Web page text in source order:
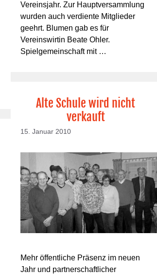
Vereinsjahr. Zur Hauptversammlung
wurden auch verdiente Mitglieder
geehrt. Blumen gab es für
Vereinswirtin Beate Ohler.
Spielgemeinschaft mit …
Alte Schule wird nicht
verkauft
15. Januar 2010
Mehr öffentliche Präsenz im neuen
Jahr und partnerschaftlicher